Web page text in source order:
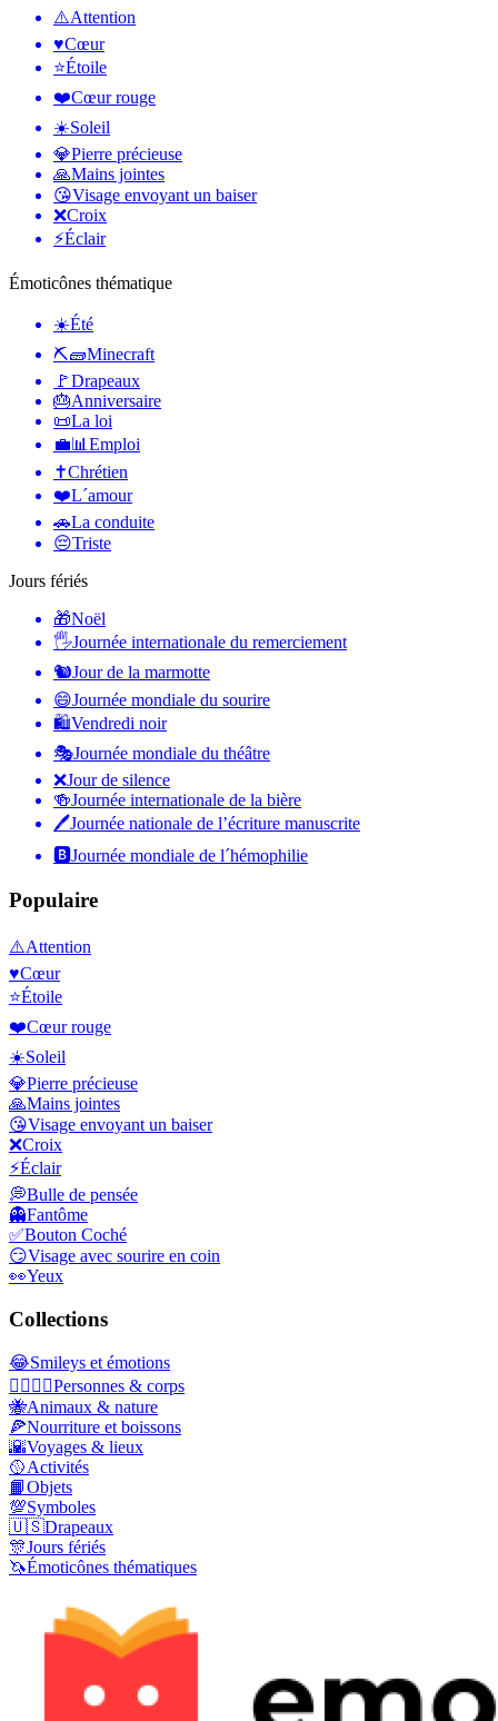
⚠️Attention
♥️Cœur
⭐Étoile
❤️Cœur rouge
☀️Soleil
💎Pierre précieuse
🙏Mains jointes
😘Visage envoyant un baiser
❌Croix
⚡Éclair
Émoticônes thématique
☀️Été
⛏🧱Minecraft
🚩Drapeaux
🎂Anniversaire
📜La loi
💼📊 Emploi
✝️Chrétien
❤️L´amour
🚗La conduite
😔Triste
Jours fériés
🎁Noël
🖐Journée internationale du remerciement
🐿Jour de la marmotte
😄Journée mondiale du sourire
🛍Vendredi noir
🎭Journée mondiale du théâtre
❌Jour de silence
🍻Journée internationale de la bière
🖊Journée nationale de l’écriture manuscrite
🅱️Journée mondiale de l´hémophilie
Populaire
⚠️Attention
♥️Cœur
⭐Étoile
❤️Cœur rouge
☀️Soleil
💎Pierre précieuse
🙏Mains jointes
😘Visage envoyant un baiser
❌Croix
⚡Éclair
💭Bulle de pensée
👻Fantôme
✅Bouton Coché
😏Visage avec sourire en coin
👀Yeux
Collections
😂Smileys et émotions
👩‍❤️‍💋‍👨Personnes & corps
🐝Animaux & nature
🍕Nourriture et boissons
🌇Voyages & lieux
🥎Activités
📙Objets
💯Symboles
🇺🇸Drapeaux
🎊Jours fériés
🦄Émoticônes thématiques